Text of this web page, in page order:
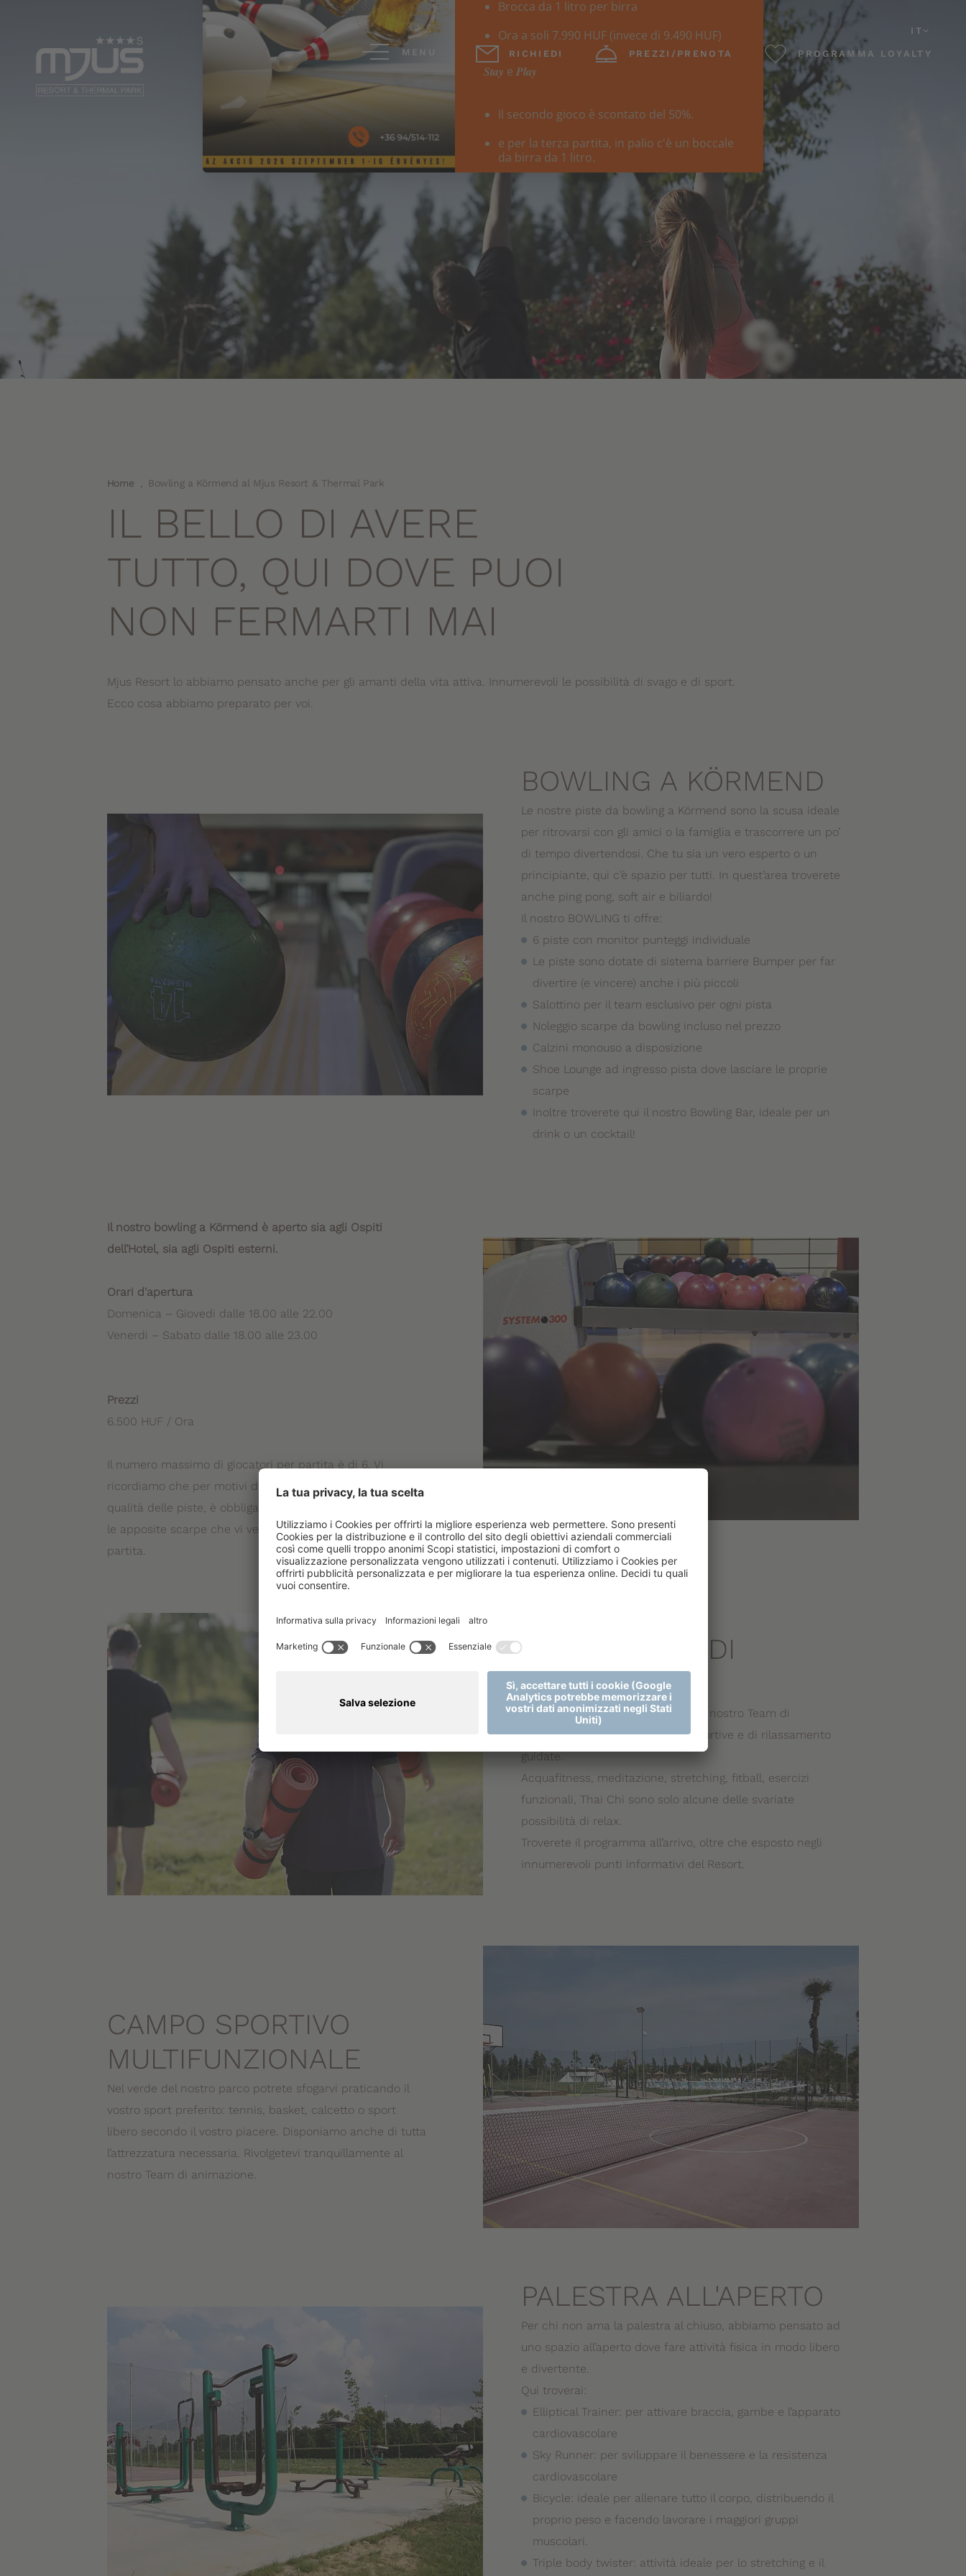
IT
MENU
RICHIEDI PREZZI/PRENOTA PROGRAMMA LOYALTY
Home . Bowling a Körmend al Mjus Resort & Thermal Park
IL BELLO DI AVERE
TUTTO, QUI DOVE PUOI
NON FERMARTI MAI
Mjus Resort lo abbiamo pensato anche per gli amanti della vita attiva. Innumerevoli le possibilità di svago e di sport.
Ecco cosa abbiamo preparato per voi.
BOWLING A KÖRMEND
Le nostre piste da bowling a Körmend sono la scusa ideale
per ritrovarsi con gli amici o la famiglia e trascorrere un po’
di tempo divertendosi. Che tu sia un vero esperto o un
principiante, qui c’è spazio per tutti. In quest’area troverete
anche ping pong, soft air e biliardo!
Il nostro BOWLING ti offre:
6 piste con monitor punteggi individuale
Le piste sono dotate di sistema barriere Bumper per far
divertire (e vincere) anche i più piccoli
Salottino per il team esclusivo per ogni pista
Noleggio scarpe da bowling incluso nel prezzo
Calzini monouso a disposizione
Shoe Lounge ad ingresso pista dove lasciare le proprie
scarpe
Inoltre troverete qui il nostro Bowling Bar, ideale per un
drink o un cocktail!
Il nostro bowling a Körmend è aperto sia agli Ospiti
dell’Hotel, sia agli Ospiti esterni.
Orari d'apertura
Domenica – Giovedi dalle 18.00 alle 22.00
Venerdi – Sabato dalle 18.00 alle 23.00
Prezzi
6.500 HUF / Ora
Il numero massimo di giocatori per partita è di 6. Vi
ricordiamo che per motivi di sicurezza e per mantenere la
qualità delle piste, è obbligatorio giocare solo indossando
le apposite scarpe che vi verranno consegnate ad inizio
partita.
PROGRAMMA DI
ANIMAZIONE
Ogni giorno, sette giorni su sette, il nostro Team di
Animazione vi proporrà attività sportive e di rilassamento
guidate.
Acquafitness, meditazione, stretching, fitball, esercizi
funzionali, Thai Chi sono solo alcune delle svariate
possibilità di relax.
Troverete il programma all’arrivo, oltre che esposto negli
innumerevoli punti informativi del Resort.
CAMPO SPORTIVO
MULTIFUNZIONALE
Nel verde del nostro parco potrete sfogarvi praticando il
vostro sport preferito: tennis, basket, calcetto o sport
libero secondo il vostro piacere. Disponiamo anche di tutta
l’attrezzatura necessaria. Rivolgetevi tranquillamente al
nostro Team di animazione.
PALESTRA ALL'APERTO
Per chi non ama la palestra al chiuso, abbiamo pensato ad
uno spazio all’aperto dove fare attività fisica in modo libero
e divertente.
Qui troverai:
Elliptical Trainer: per attivare braccia, gambe e l’apparato
cardiovascolare
Sky Runner: per sviluppare il benessere e la resistenza
cardiovascolare
Bicycle: ideale per allenare tutto il corpo, distribuendo il
proprio peso e facendo lavorare i maggiori gruppi
muscolari.
Triple body twister: attività ideale per lo stretching e il